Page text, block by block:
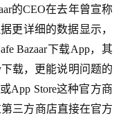
的CEO在去年曾宣称
更详细的数据显示，
Bazaar下载App，其
载，更能说明问题的
App Store这种官方商
三方商店直接在官方